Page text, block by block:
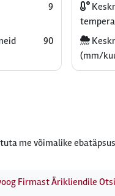
9
90
(mm/
me võimalike
FirmastÄrikliendile